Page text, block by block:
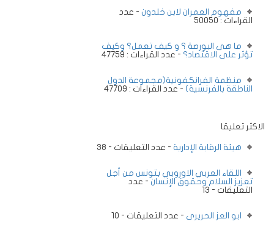
مفهوم العمران لابن خلدون - عدد
القراءات : 50050
ما هى البورصة ؟ و كيف تعمل؟ وكيف
تؤثر على الاقتصاد؟ - عدد القراءات : 47759
منظمة الفرانكفونية(مجموعة الدول
الناطقة بالفرنسية) - عدد القراءات : 47709
الاكثر تعليقا
هيئة الرقابة الإدارية - عدد التعليقات - 38
اللقاء العربي الاوروبي بتونس من أجل
تعزيز السلام وحقوق الإنسان - عدد
التعليقات - 13
ابو العز الحريرى - عدد التعليقات - 10